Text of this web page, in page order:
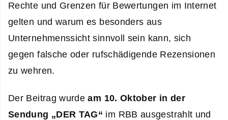
Rechte und Grenzen für Bewertungen im Internet
gelten und warum es besonders aus
Unternehmenssicht sinnvoll sein kann, sich
gegen falsche oder rufschädigende Rezensionen
zu wehren.
Der Beitrag wurdeam 10. Oktober in der
Sendung „DER TAG“ im RBB ausgestrahlt und